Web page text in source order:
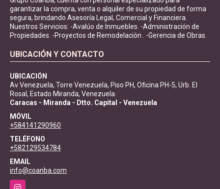
garantizar la compra, venta o alquiler de su propiedad de forma
segura, brindando Asesoría Legal, Comercial y Financiera.
Nuestros Servicios: -Avalúo de Inmuebles. -Administración de
Propiedades. -Proyectos de Remodelación . -Gerencia de Obras.
UBICACIÓN Y CONTACTO
UBICACIÓN
Av Venezuela, Torre Venezuela, Piso PH, Oficina PH-5, Urb. El
Rosal, Estado Miranda, Venezuela.
Caracas - Miranda - Dtto. Capital - Venezuela
MÓVIL
+584141290960
TELÉFONO
+582129534784
EMAIL
info@coanba.com
Instagram